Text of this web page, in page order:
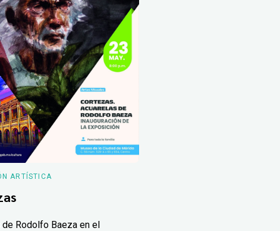
ARTÍSTICA
Rodolfo Baeza en el